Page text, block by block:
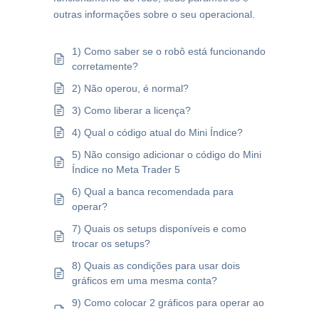
outras informações sobre o seu operacional.
1) Como saber se o robô está funcionando
corretamente?
2) Não operou, é normal?
3) Como liberar a licença?
4) Qual o código atual do Mini Índice?
5) Não consigo adicionar o código do Mini
Índice no Meta Trader 5
6) Qual a banca recomendada para
operar?
7) Quais os setups disponíveis e como
trocar os setups?
8) Quais as condições para usar dois
gráficos em uma mesma conta?
9) Como colocar 2 gráficos para operar ao